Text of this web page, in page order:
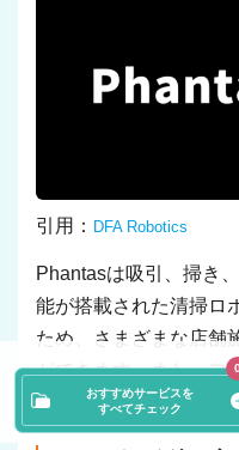
引用： DFA Robotics
Phantasは吸引、掃き
能が搭載された清掃ロ
ため、さまざまな店舗
ができます。また、フ
強みといえるでしょう
おすすめサービスを
すべてチェック
0